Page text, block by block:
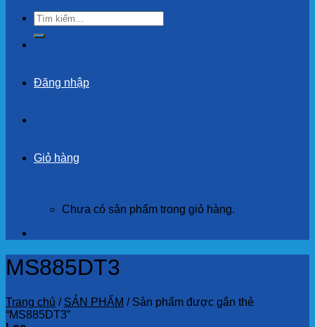
Tìm
kiếm:
Đăng nhập
Giỏ hàng
Chưa có sản phẩm trong giỏ hàng.
MS885DT3
Trang chủ / SẢN PHẨM /Sản phẩm được gắn thẻ
“MS885DT3”